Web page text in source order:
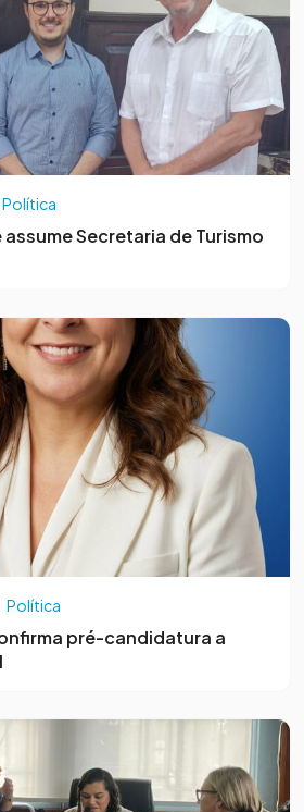
Política
Secretaria de Turismo
Política
pré-candidatura a